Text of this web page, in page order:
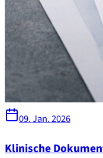
09. Jan. 2026
Klinische